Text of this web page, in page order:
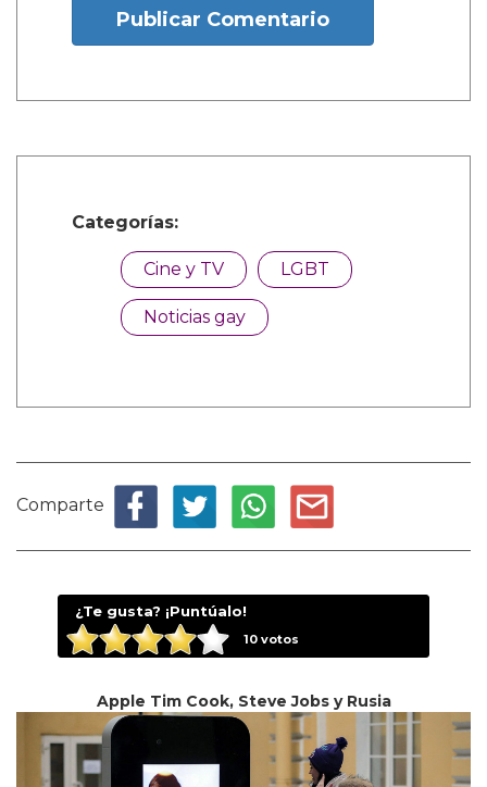
Publicar Comentario
Categorías:
Cine y TV LGBT
Noticias gay
Comparte
¿Te gusta? ¡Puntúalo!
10votos
Apple Tim Cook, Steve Jobs y Rusia